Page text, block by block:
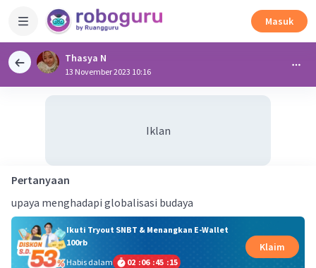
Masuk
Thasya N
13 November 2023 10:16
Iklan
Pertanyaan
upaya menghadapi globalisasi budaya
Ikuti Tryout SNBT & Menangkan E-Wallet
100rb
Habis dalam
02 :06 :45 :15
Klaim